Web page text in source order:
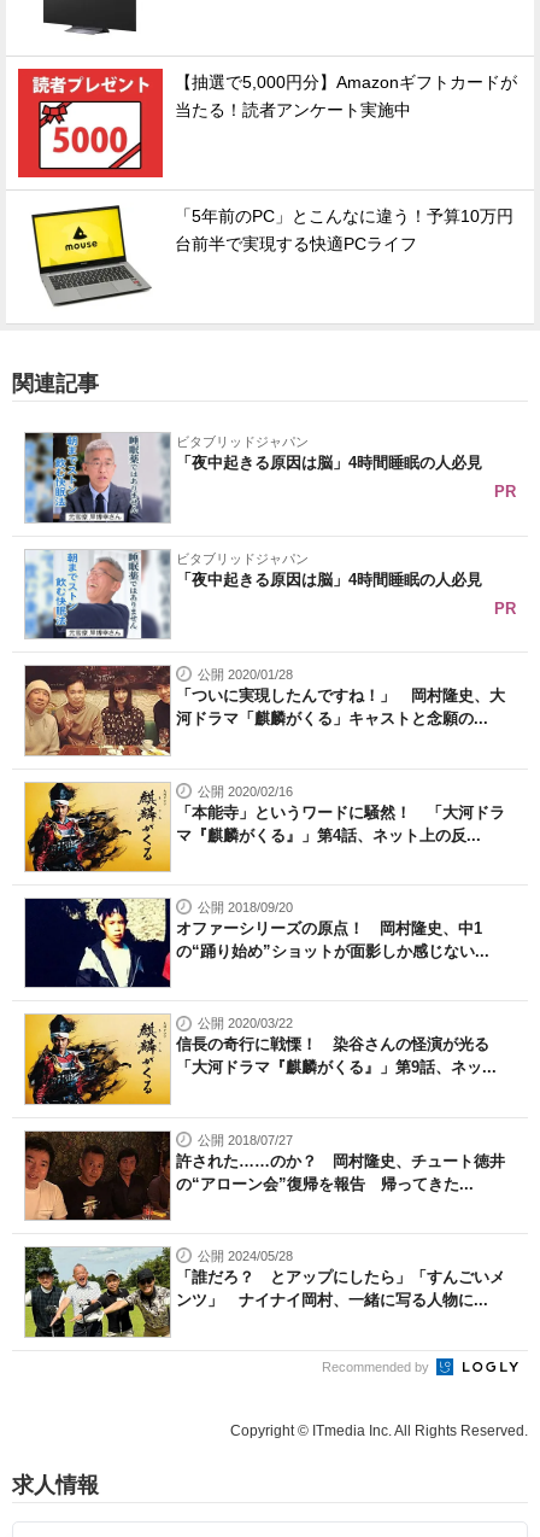
【抽選で5,000円分】Amazonギフトカードが
当たる！読者アンケート実施中
「5年前のPC」とこんなに違う！予算10万円
台前半で実現する快適PCライフ
関連記事
ビタブリッドジャパン
「夜中起きる原因は脳」4時間睡眠の人必見
PR
ビタブリッドジャパン
「夜中起きる原因は脳」4時間睡眠の人必見
PR
公開 2020/01/28
「ついに実現したんですね！」 岡村隆史、大
河ドラマ「麒麟がくる」キャストと念願の...
公開 2020/02/16
「本能寺」というワードに騒然！ 「大河ドラ
マ『麒麟がくる』」第4話、ネット上の反...
公開 2018/09/20
オファーシリーズの原点！ 岡村隆史、中1
の“踊り始め”ショットが面影しか感じない...
公開 2020/03/22
信長の奇行に戦慄！ 染谷さんの怪演が光る
「大河ドラマ『麒麟がくる』」第9話、ネッ...
公開 2018/07/27
許された……のか？ 岡村隆史、チュート徳井
の“アローン会”復帰を報告 帰ってきた...
公開 2024/05/28
「誰だろ？ とアップにしたら」「すんごいメ
ンツ」 ナイナイ岡村、一緒に写る人物に...
Recommended by
Copyright © ITmedia Inc. All Rights Reserved.
求人情報